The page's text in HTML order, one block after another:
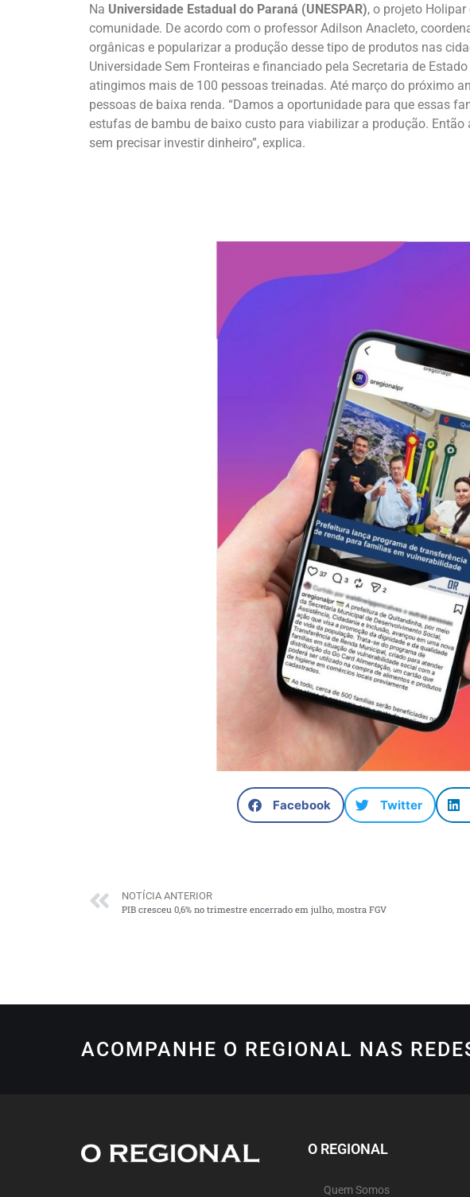
Na Universidade Estadual do Paraná (UNESPAR), o projeto
comunidade. De acordo com o professor Adilson Anacleto,
orgânicas e popularizar a produção desse tipo de produtos nas
Universidade Sem Fronteiras e financiado pela Secretaria de
atingimos mais de 100 pessoas treinadas. Até março do próximo
pessoas de baixa renda. “Damos a oportunidade para que essas
estufas de bambu de baixo custo para viabilizar a produção.
sem precisar investir dinheiro”, explica.
Facebook Twitter
NOTÍCIA ANTERIOR
PIB cresceu 0,6% no trimestre encerrado em julho, mostra FGV
ACOMPANHE O REGIONAL NAS
O REGIONAL
Quem Somos